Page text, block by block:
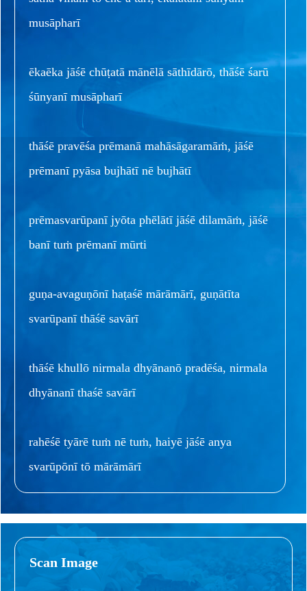
musāpharī
ēkaēka jāśē chūṭatā mānēlā sāthīdārō, thāśē śarū
śūnyanī musāpharī
thāśē pravēśa prēmanā mahāsāgaramāṁ, jāśē
prēmanī pyāsa bujhātī nē bujhātī
prēmasvarūpanī jyōta phēlātī jāśē dilamāṁ, jāśē
banī tuṁ prēmanī mūrti
guṇa-avaguṇōnī haṭaśē mārāmārī, guṇātīta
svarūpanī thāśē savārī
thāśē khullō nirmala dhyānanō pradēśa, nirmala
dhyānanī thaśē savārī
rahēśē tyārē tuṁ nē tuṁ, haiyē jāśē anya
svarūpōnī tō mārāmārī
Scan Image